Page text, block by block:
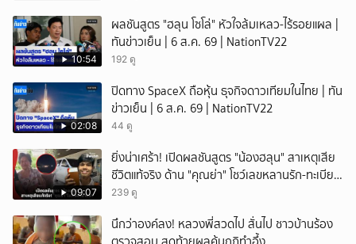
10:54
ผลชันสูตร "ฮลุน โซโล่" หัวใจล้มเหลว-ไร้รอยแผล |
ทันข่าวเย็น | 6 ส.ค. 69 | NationTV22
192 ดู
02:08
ปิดทาง SpaceX ถือหุ้น ธุจกิจดาวเทียมในไทย | ทัน
ข่าวเย็น | 6 ส.ค. 69 | NationTV22
44 ดู
09:07
ยิ่งน่าเศร้า! เปิดผลชันสูตร "น้องฮลุน" สาเหตุเสีย
ชีวิตแท้จริง ด้าน "คุณย่า" โชว์เลขหลานรัก-ทะเบียน
รถเคลื่อนร่าง!
239 ดู
นึกว่าองค์ลง! หลวงพี่สวดไป สั่นไป ชาวบ้านร้อง